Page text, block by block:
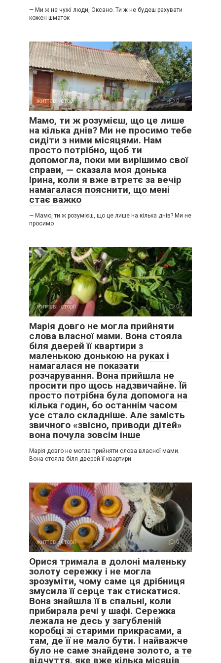
— Ми ж не чужі люди, Оксано. Ти ж не будеш рахувати
кожен шматок
життєві історії 0
Мамо, ти ж розумієш, що це лише
на кілька днів? Ми не просимо тебе
сидіти з ними місяцями. Нам
просто потрібно, щоб ти
допомогла, поки ми вирішимо свої
справи, — сказала моя донька
Ірина, коли я вже втретє за вечір
намагалася пояснити, що мені
стає важко
— Мамо, ти ж розумієш, що це лише на кілька днів? Ми не
просимо
життєві історії 0
Марія довго не могла прийняти
слова власної мами. Вона стояла
біля дверей її квартири з
маленькою донькою на руках і
намагалася не показати
розчарування. Вона прийшла не
просити про щось надзвичайне. Їй
просто потрібна була допомога на
кілька годин, бо останнім часом
усе стало складніше. Але замість
звичного «звісно, приводи дітей»
вона почула зовсім інше
Марія довго не могла прийняти слова власної мами.
Вона стояла біля дверей її квартири
життєві історії 0
Орися тримала в долоні маленьку
золоту сережку і не могла
зрозуміти, чому саме ця дрібниця
змусила її серце так стискатися.
Вона знайшла її в спальні, коли
прибирала речі у шафі. Сережка
лежала не десь у загубленій
коробці зі старими прикрасами, а
там, де її не мало бути. І найважче
було не саме знайдене золото, а те
відчуття, яке вже кілька місяців